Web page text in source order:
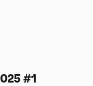
#1